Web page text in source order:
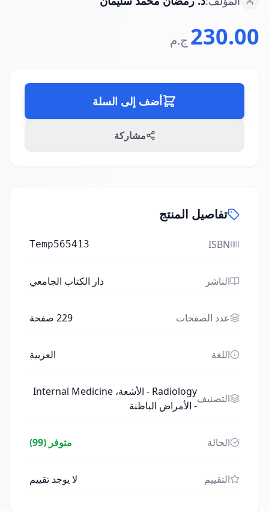
230.00 ج.م
أضف إلى السلة
مشاركة
تفاصيل المنتج
ISBN
Temp565413
الناشر دار الكتاب الجامعي
عدد الصفحات 229 صفحة
اللغة العربية
التصنيف
Radiology - الأشعة، Internal Medicine
- الأمراض الباطنة
الحالة متوفر (99)
التقييم لا يوجد تقييم